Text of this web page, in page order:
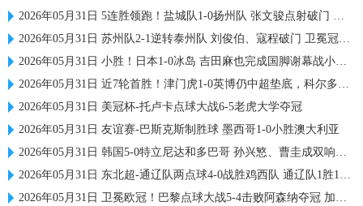
2026年05月31日 5连胜领跑！盐城队1-0扬州队 张文骏点射破门 扬州队5场仅1胜
2026年05月31日 苏州队2-1逆转泰州队 刘俊伯、寇程破门 卫冕冠军新赛季1胜3负
2026年05月31日 小胜！日本1-0冰岛 吉田麻也完成国脚谢幕战小川航基替补头球绝杀
2026年05月31日 近7轮首胜！津门虎1-0英博仍中超垫底，科尔多瓦处子球制胜
2026年05月31日 美冠杯-托卢卡点球大战6-5老虎大学夺冠
2026年05月31日 友谊赛-巴斯克斯制胜球 墨西哥1-0小胜澳大利亚
2026年05月31日 韩国5-0特立尼达和多巴哥 孙兴慜、曹圭成双响曹侑珉、裴峻浩伤退
2026年05月31日 东北超-通辽队两点球4-0战胜鸡西队 通辽队1胜1平鸡西队遭遇2连败
2026年05月31日 卫冕欧冠！巴黎点球大战5-4击败阿森纳夺冠 加布里埃尔、埃泽失点